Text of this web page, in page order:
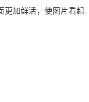
更加鲜活，使图片看起